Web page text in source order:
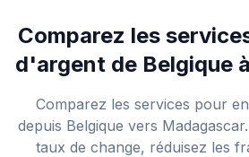
Comparez les
d'argent de Belgique
Comparez les services pour
depuis Belgique vers
taux de change, réduisez les